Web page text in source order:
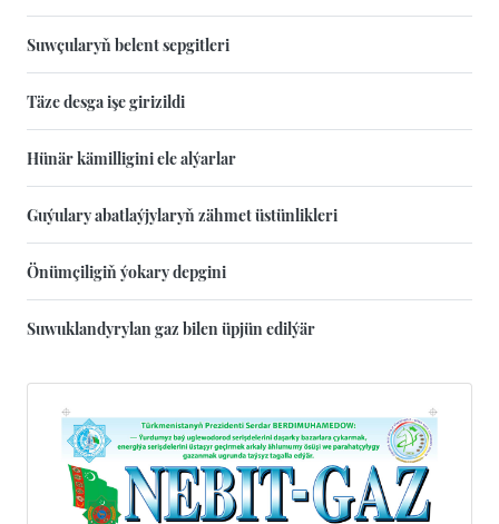
Suwçularyň belent sepgitleri
Täze desga işe girizildi
Hünär kämilligini ele alýarlar
Guýulary abatlaýjylaryň zähmet üstünlikleri
Önümçiligiň ýokary depgini
Suwuklandyrylan gaz bilen üpjün edilýär